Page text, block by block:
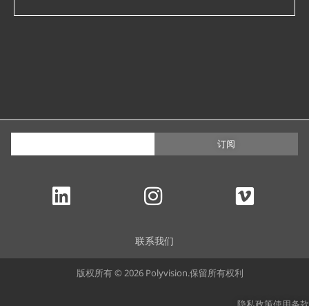
订阅
联系我们
版权所有 © 2026 Polyvision.保留所有权利